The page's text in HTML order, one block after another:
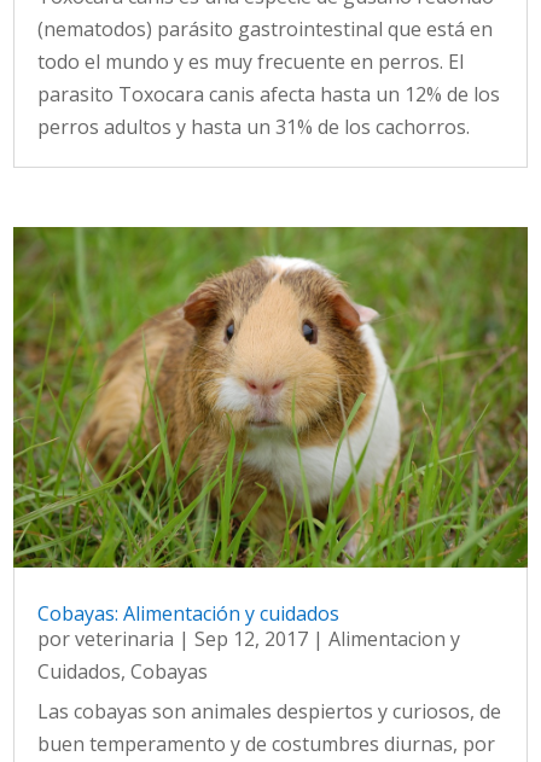
(nematodos) parásito gastrointestinal que está en
todo el mundo y es muy frecuente en perros. El
parasito Toxocara canis afecta hasta un 12% de los
perros adultos y hasta un 31% de los cachorros.
Cobayas: Alimentación y cuidados
porveterinaria |Sep 12, 2017 |Alimentacion y
Cuidados,Cobayas
Las cobayas son animales despiertos y curiosos, de
buen temperamento y de costumbres diurnas, por